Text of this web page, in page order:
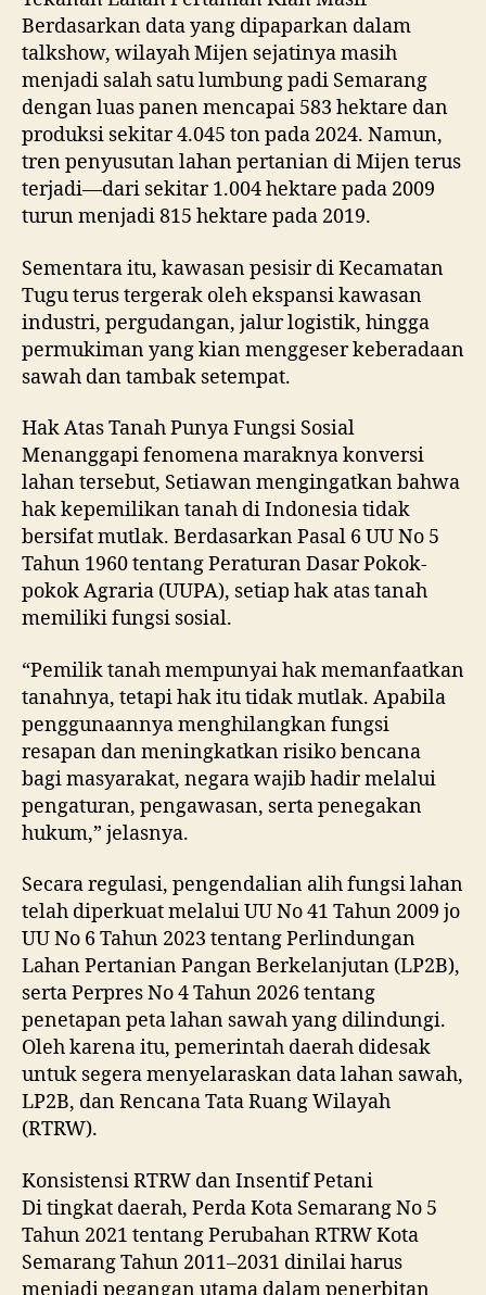
Berdasarkan data yang dipaparkan dalam
talkshow, wilayah Mijen sejatinya masih
menjadi salah satu lumbung padi Semarang
dengan luas panen mencapai 583 hektare dan
produksi sekitar 4.045 ton pada 2024. Namun,
tren penyusutan lahan pertanian di Mijen terus
terjadi—dari sekitar 1.004 hektare pada 2009
turun menjadi 815 hektare pada 2019.
Sementara itu, kawasan pesisir di Kecamatan
Tugu terus tergerak oleh ekspansi kawasan
industri, pergudangan, jalur logistik, hingga
permukiman yang kian menggeser keberadaan
sawah dan tambak setempat.
Hak Atas Tanah Punya Fungsi Sosial
Menanggapi fenomena maraknya konversi
lahan tersebut, Setiawan mengingatkan bahwa
hak kepemilikan tanah di Indonesia tidak
bersifat mutlak. Berdasarkan Pasal 6 UU No 5
Tahun 1960 tentang Peraturan Dasar Pokok-
pokok Agraria (UUPA), setiap hak atas tanah
memiliki fungsi sosial.
“Pemilik tanah mempunyai hak memanfaatkan
tanahnya, tetapi hak itu tidak mutlak. Apabila
penggunaannya menghilangkan fungsi
resapan dan meningkatkan risiko bencana
bagi masyarakat, negara wajib hadir melalui
pengaturan, pengawasan, serta penegakan
hukum,” jelasnya.
Secara regulasi, pengendalian alih fungsi lahan
telah diperkuat melalui UU No 41 Tahun 2009 jo
UU No 6 Tahun 2023 tentang Perlindungan
Lahan Pertanian Pangan Berkelanjutan (LP2B),
serta Perpres No 4 Tahun 2026 tentang
penetapan peta lahan sawah yang dilindungi.
Oleh karena itu, pemerintah daerah didesak
untuk segera menyelaraskan data lahan sawah,
LP2B, dan Rencana Tata Ruang Wilayah
(RTRW).
Konsistensi RTRW dan Insentif Petani
Di tingkat daerah, Perda Kota Semarang No 5
Tahun 2021 tentang Perubahan RTRW Kota
Semarang Tahun 2011–2031 dinilai harus
menjadi pegangan utama dalam penerbitan